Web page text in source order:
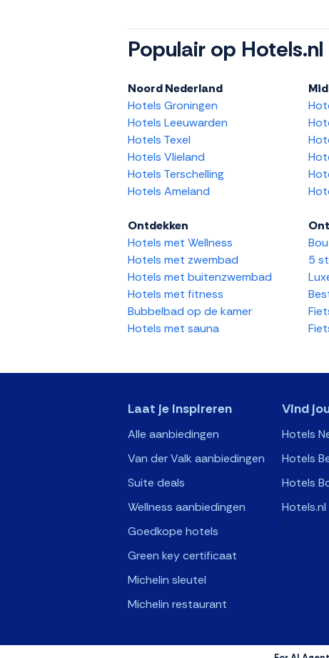
Populair op Hotels.nl
Noord Nederland
Hotels Groningen
Hotels Leeuwarden
Hotels Texel
Hotels Vlieland
Hotels Terschelling
Hotels Ameland
Ontdekken
Hotels met Wellness
Hotels met zwembad
Hotels met buitenzwembad
Hotels met fitness
Bubbelbad op de kamer
Hotels met sauna
5
Laat je inspireren
Alle aanbiedingen
Van der Valk aanbiedingen
Suite deals
Wellness aanbiedingen
Goedkope hotels
Green key certificaat
Michelin sleutel
Michelin restaurant
Vind
Hotels
Hotels
Hotels
Hotels.nl
>